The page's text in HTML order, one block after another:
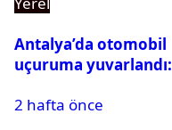
Antalya’da otomobil
uçuruma yuvarlandı:
var
2 hafta önce